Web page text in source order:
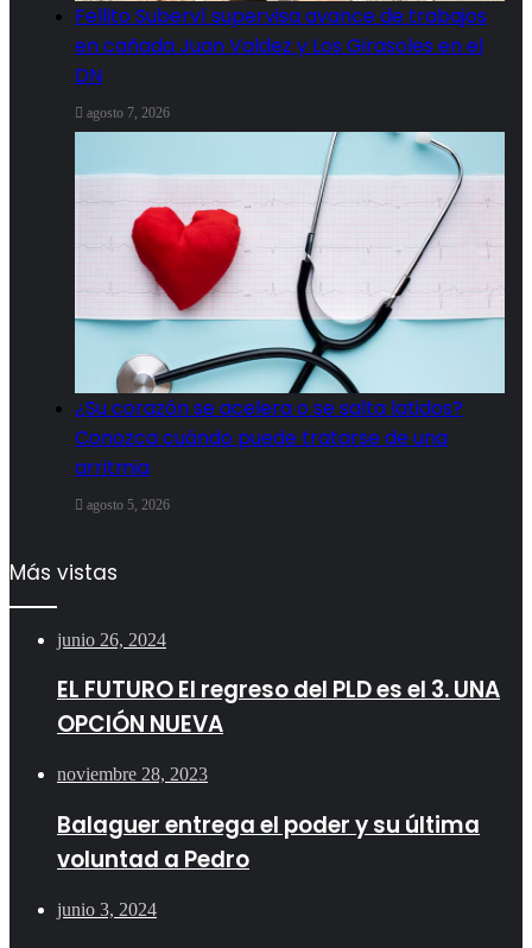
Fellito Suberví supervisa avance de trabajos
en cañada Juan Valdez y Los Girasoles en el
DN
agosto 7, 2026
¿Su corazón se acelera o se salta latidos?
Conozca cuándo puede tratarse de una
arritmia
agosto 5, 2026
Más vistas
junio 26, 2024
EL FUTURO El regreso del PLD es el 3. UNA
OPCIÓN NUEVA
noviembre 28, 2023
Balaguer entrega el poder y su última
voluntad a Pedro
junio 3, 2024